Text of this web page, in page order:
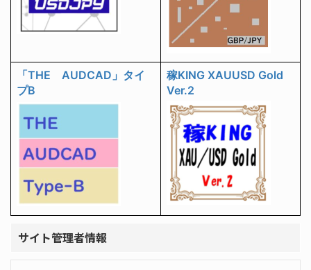
「THE AUDCAD」タイ
プB
稼KING XAUUSD Gold
Ver.2
サイト管理者情報